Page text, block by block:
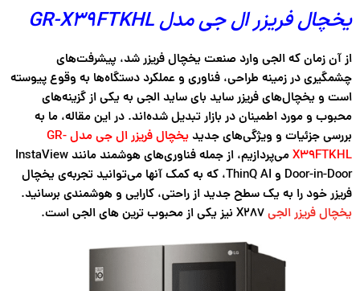
یخچال فریزر ال جی مدل GR-X39FTKHL
از آن زمان که الجی وارد صنعت یخچال فریزر شد، پیشرفت‌های
چشمگیری در زمینه طراحی، فناوری و عملکرد دستگاه‌ها به وقوع پیوسته
است و یخچال‌های فریزر ساید بای ساید الجی به یکی از گزینه‌های
محبوب و مورد اطمینان در بازار تبدیل شده‌اند. در این مقاله، ما به
بررسی جزئیات و ویژگی‌های جدید
یخچال فریزر ال جی مدل GR-
X39FTKHL
می‌پردازیم، از جمله فناوری‌های هوشمند مانند InstaView
Door-in-Door و ThinQ AI، که به کمک آنها می‌توانید تجربه‌ی یخچال
فریزر خود را به یک سطح جدید از راحتی، کارایی و هوشمندی برسانید.
یخچال فریزر الجی